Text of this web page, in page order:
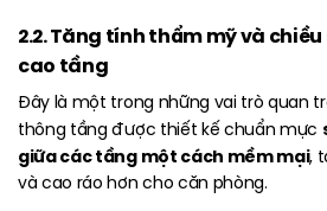
2.2. Tăng tính thẩm mỹ và
cao tầng
Đây là một trong những vai trò quan
thông tầng được thiết kế chuẩn mực
giữa các tầng một cách mềm mại,
và cao ráo hơn cho căn phòng.